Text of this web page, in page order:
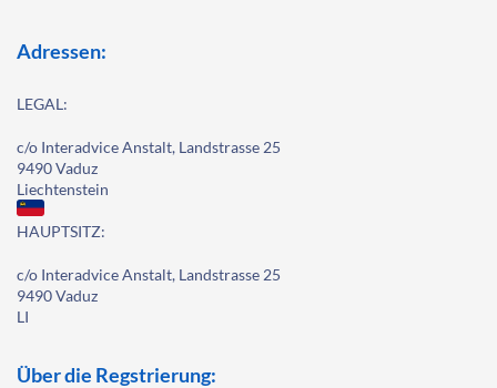
Adressen:
LEGAL:
c/o Interadvice Anstalt, Landstrasse 25
9490 Vaduz
Liechtenstein
HAUPTSITZ:
c/o Interadvice Anstalt, Landstrasse 25
9490 Vaduz
LI
Über die Regstrierung: